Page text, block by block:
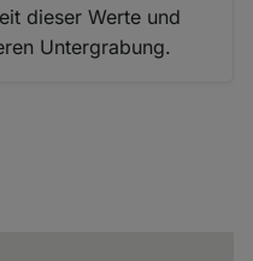
dieser Werte und
Untergrabung.